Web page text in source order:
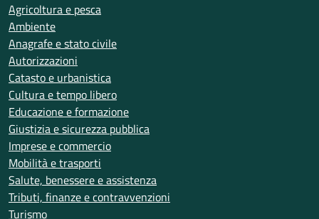
Agricoltura e pesca
Ambiente
Anagrafe e stato civile
Autorizzazioni
Catasto e urbanistica
Cultura e tempo libero
Educazione e formazione
Giustizia e sicurezza pubblica
Imprese e commercio
Mobilità e trasporti
Salute, benessere e assistenza
Tributi, finanze e contravvenzioni
Turismo